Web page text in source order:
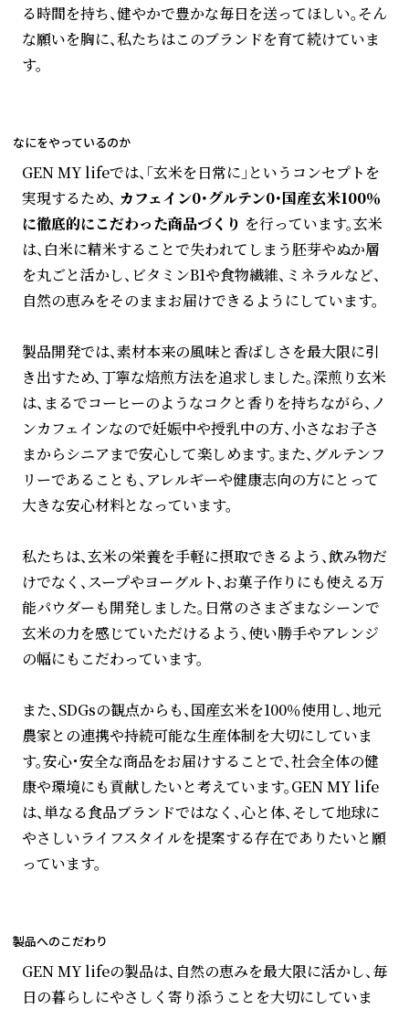
る時間を持ち、健やかで豊かな毎日を送ってほしい。そん
な願いを胸に、私たちはこのブランドを育て続けていま
す。
なにをやっているのか
GEN MY lifeでは、「玄米を日常に」というコンセプトを
実現するため、 カフェイン0・グルテン0・国産玄米100％
に徹底的にこだわった商品づくり を行っています。玄米
は、白米に精米することで失われてしまう胚芽やぬか層
を丸ごと活かし、ビタミンB1や食物繊維、ミネラルなど、
自然の恵みをそのままお届けできるようにしています。
製品開発では、素材本来の風味と香ばしさを最大限に引
き出すため、丁寧な焙煎方法を追求しました。深煎り玄米
は、まるでコーヒーのようなコクと香りを持ちながら、ノ
ンカフェインなので妊娠中や授乳中の方、小さなお子さ
まからシニアまで安心して楽しめます。また、グルテンフ
リーであることも、アレルギーや健康志向の方にとって
大きな安心材料となっています。
私たちは、玄米の栄養を手軽に摂取できるよう、飲み物だ
けでなく、スープやヨーグルト、お菓子作りにも使える万
能パウダーも開発しました。日常のさまざまなシーンで
玄米の力を感じていただけるよう、使い勝手やアレンジ
の幅にもこだわっています。
また、SDGsの観点からも、国産玄米を100％使用し、地元
農家との連携や持続可能な生産体制を大切にしていま
す。安心・安全な商品をお届けすることで、社会全体の健
康や環境にも貢献したいと考えています。GEN MY life
は、単なる食品ブランドではなく、心と体、そして地球に
やさしいライフスタイルを提案する存在でありたいと願
っています。
製品へのこだわり
GEN MY lifeの製品は、自然の恵みを最大限に活かし、毎
日の暮らしにやさしく寄り添うことを大切にしていま